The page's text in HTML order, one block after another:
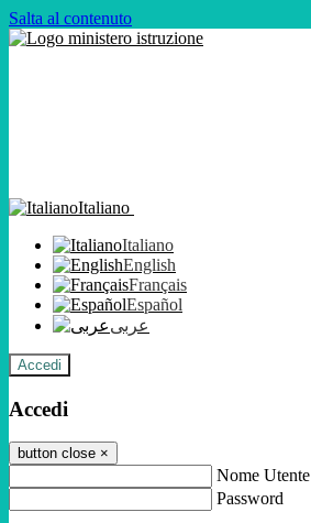
Salta al contenuto
Italiano
Italiano
English
Français
Español
عربى
Accedi
Accedi
button close ×
Nome Utente
Password